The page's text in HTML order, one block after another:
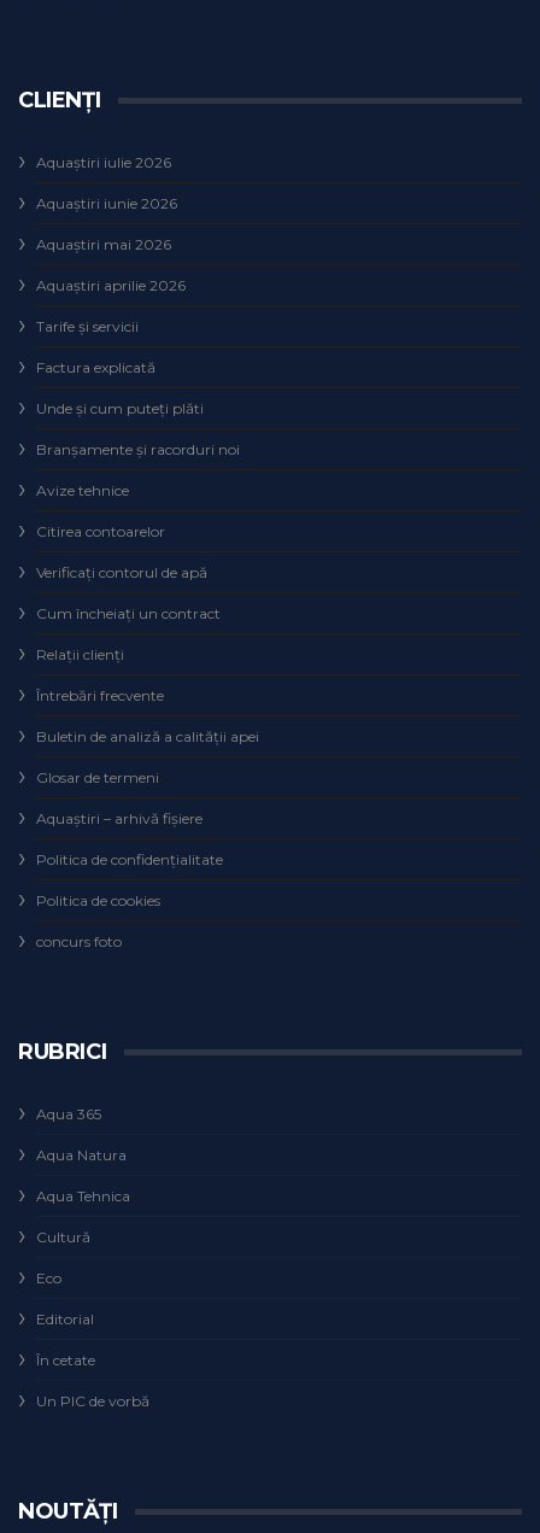
CLIENȚI
Aquaștiri iulie 2026
Aquaștiri iunie 2026
Aquaștiri mai 2026
Aquaștiri aprilie 2026
Tarife și servicii
Factura explicată
Unde și cum puteţi plăti
Branșamente și racorduri noi
Avize tehnice
Citirea contoarelor
Verificaţi contorul de apă
Cum încheiaţi un contract
Relaţii clienţi
Întrebări frecvente
Buletin de analiză a calităţii apei
Glosar de termeni
Aquaștiri – arhivă fișiere
Politica de confidențialitate
Politica de cookies
concurs foto
RUBRICI
Aqua 365
Aqua Natura
Aqua Tehnica
Cultură
Eco
Editorial
În cetate
Un PIC de vorbă
NOUTĂȚI